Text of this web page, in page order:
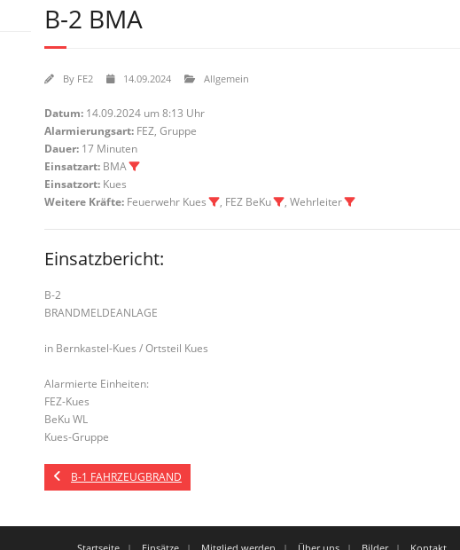
B-2 BMA
By FE2 14.09.2024 Allgemein
Datum: 14.09.2024 um 8:13 Uhr
Alarmierungsart: FEZ, Gruppe
Dauer: 17 Minuten
Einsatzart: BMA
Einsatzort: Kues
Weitere Kräfte: Feuerwehr Kues , FEZ BeKu , Wehrleiter
Einsatzbericht:
B-2
BRANDMELDEANLAGE
in Bernkastel-Kues / Ortsteil Kues
Alarmierte Einheiten:
FEZ-Kues
BeKu WL
Kues-Gruppe
B-1 FAHRZEUGBRAND